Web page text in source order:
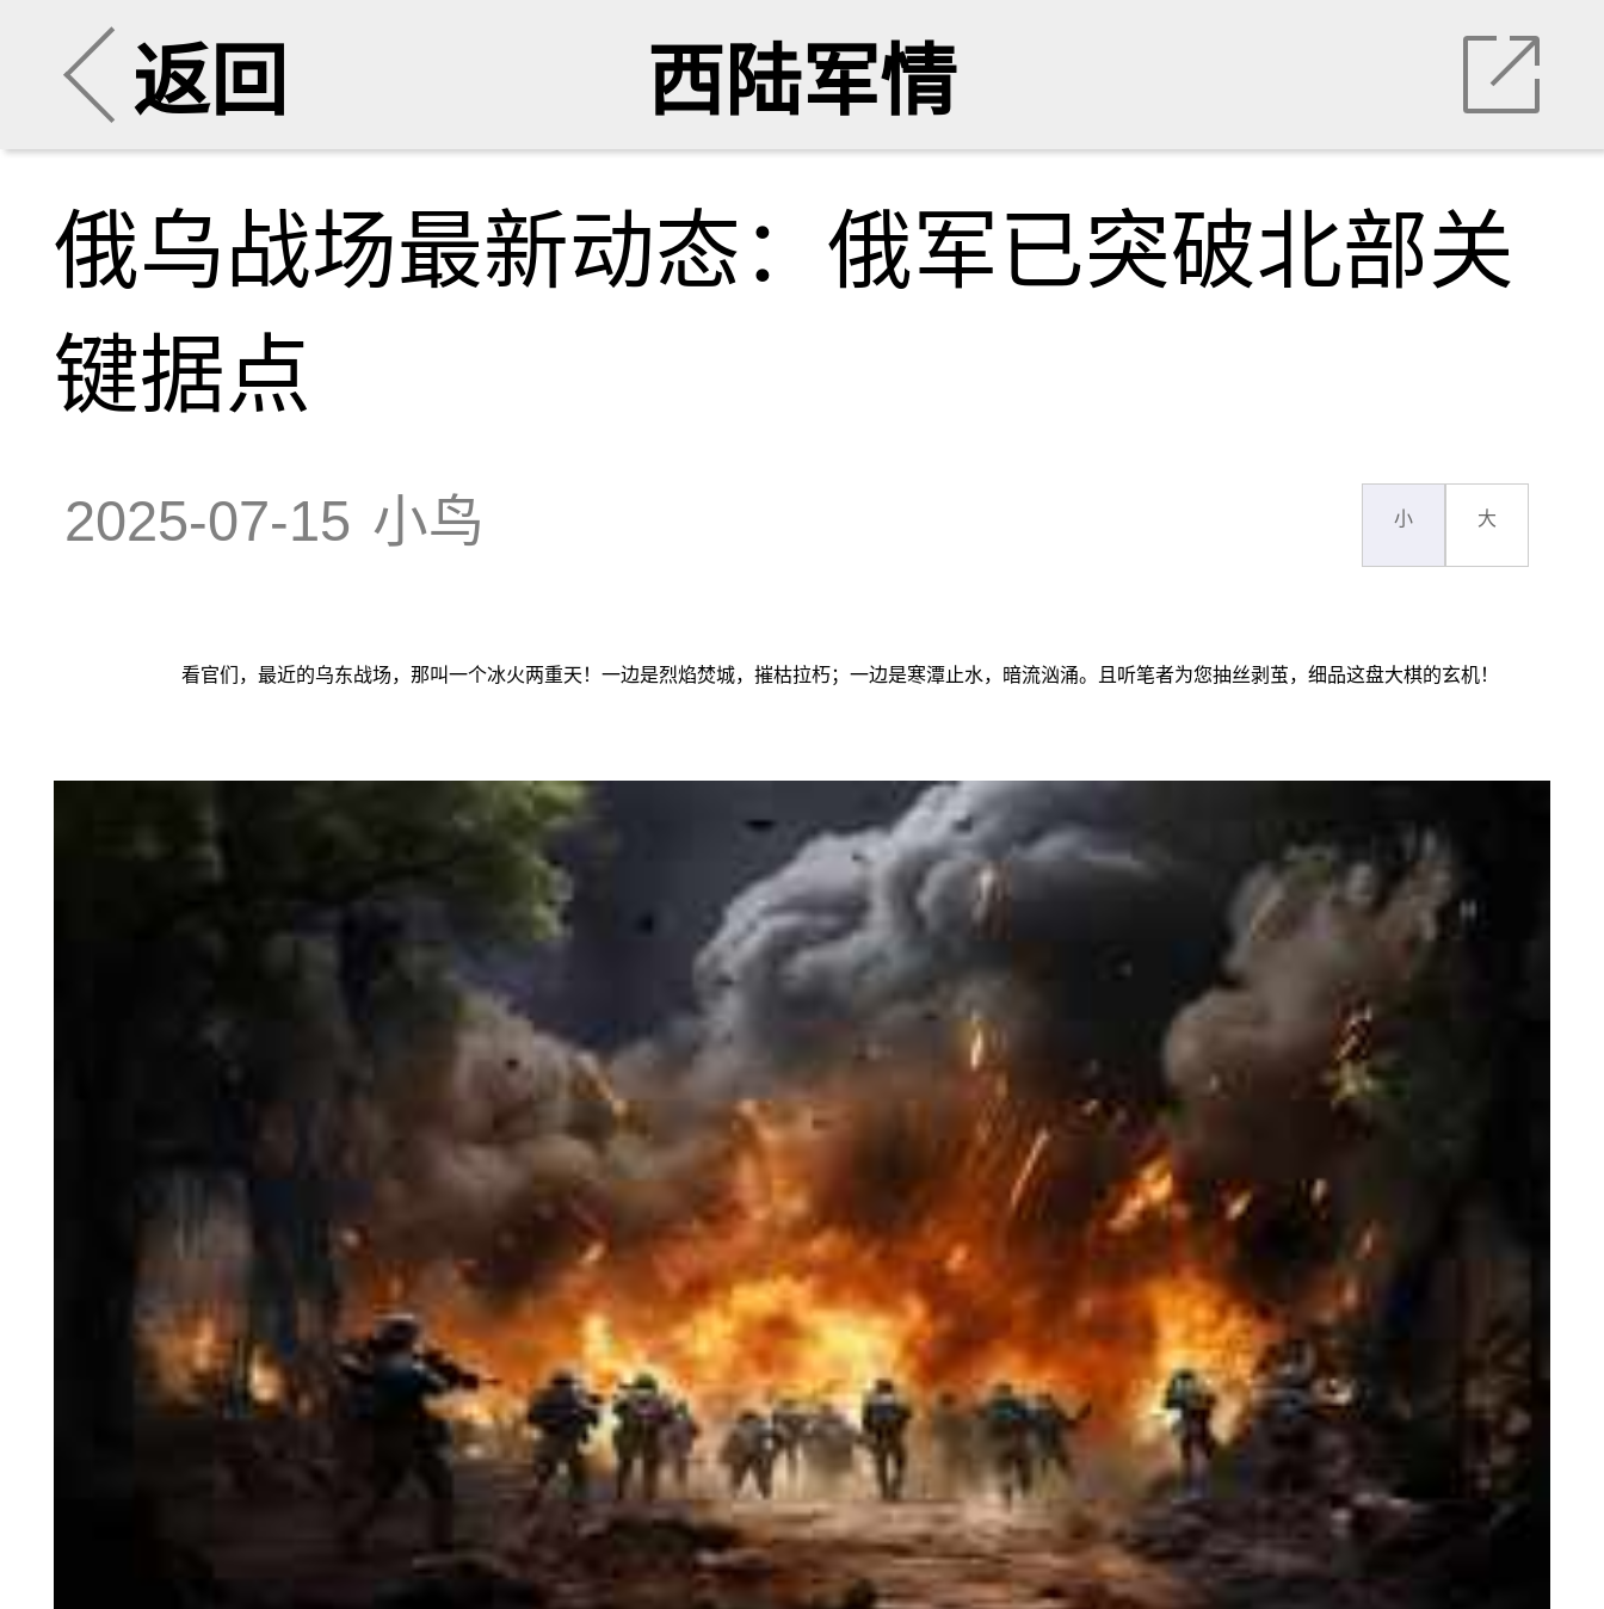
返回 西陆军情
俄乌战场最新动态：俄军已突破北部关
键据点
2025-07-15 小鸟 小 大
看官们，最近的乌东战场，那叫一个冰火两重天！一边是烈焰焚城，摧枯拉朽；一边是寒潭止水，暗流汹涌。且听笔者为您抽丝剥茧，细品这盘大棋的玄机！